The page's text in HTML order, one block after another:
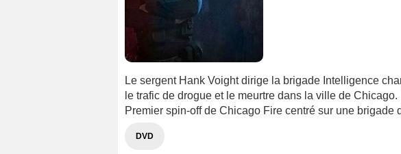
Le sergent Hank Voight dirige la brigade Intelligence
le trafic de drogue et le meurtre dans la ville de Chicago.
Premier spin-off de Chicago Fire centré sur une brigade
DVD